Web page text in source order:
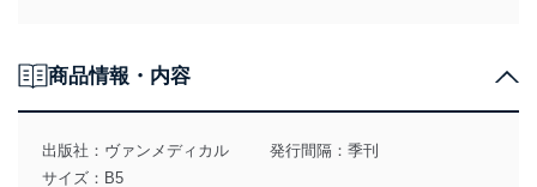
商品情報・内容
出版社： ヴァンメディカル
発行間隔：季刊
サイズ：B5